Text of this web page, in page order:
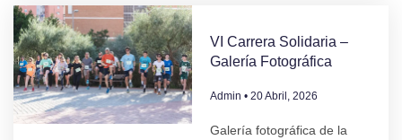
VI Carrera Solidaria –
Galería Fotográfica
Admin 20 Abril, 2026
Galería fotográfica de la